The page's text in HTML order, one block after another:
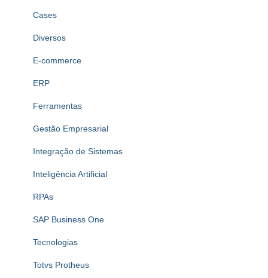
Cases
Diversos
E-commerce
ERP
Ferramentas
Gestão Empresarial
Integração de Sistemas
Inteligência Artificial
RPAs
SAP Business One
Tecnologias
Totvs Protheus